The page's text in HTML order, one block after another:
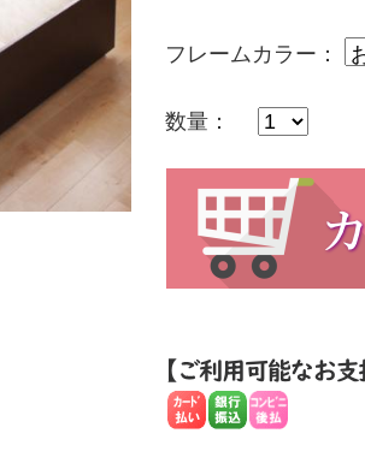
フレームカラー：
数量：